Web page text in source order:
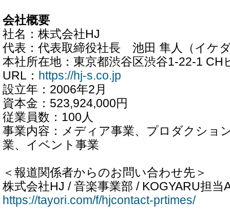
会社概要
社名：株式会社HJ
代表：代表取締役社長 池田 隼人（イケ
本社所在地：東京都渋谷区渋谷1-22-1 CH
URL： https://hj-s.co.jp
設立年：2006年2月
資本金：523,924,000円
従業員数：100人
事業内容：メディア事業、プロダクショ
業、イベント事業
＜報道関係者からのお問い合わせ先＞
株式会社HJ / 音楽事業部 / KOGYARU担当
https://tayori.com/f/hjcontact-prtimes/